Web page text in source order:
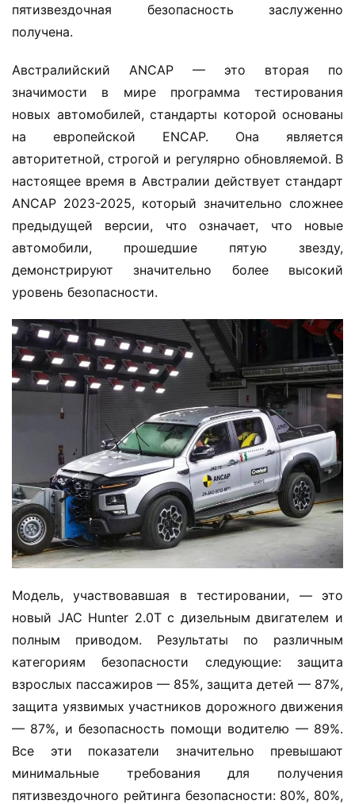
пятизвездочная безопасность заслуженно
получена.
Австралийский ANCAP — это вторая по
значимости в мире программа тестирования
новых автомобилей, стандарты которой основаны
на европейской ENCAP. Она является
авторитетной, строгой и регулярно обновляемой. В
настоящее время в Австралии действует стандарт
ANCAP 2023-2025, который значительно сложнее
предыдущей версии, что означает, что новые
автомобили, прошедшие пятую звезду,
демонстрируют значительно более высокий
уровень безопасности.
Модель, участвовавшая в тестировании, — это
новый JAC Hunter 2.0T с дизельным двигателем и
полным приводом. Результаты по различным
категориям безопасности следующие: защита
взрослых пассажиров — 85%, защита детей — 87%,
защита уязвимых участников дорожного движения
— 87%, и безопасность помощи водителю — 89%.
Все эти показатели значительно превышают
минимальные требования для получения
пятизвездочного рейтинга безопасности: 80%, 80%,